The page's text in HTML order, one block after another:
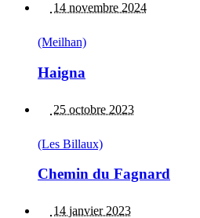
14 novembre 2024
(Meilhan)
Haigna
25 octobre 2023
(Les Billaux)
Chemin du Fagnard
14 janvier 2023